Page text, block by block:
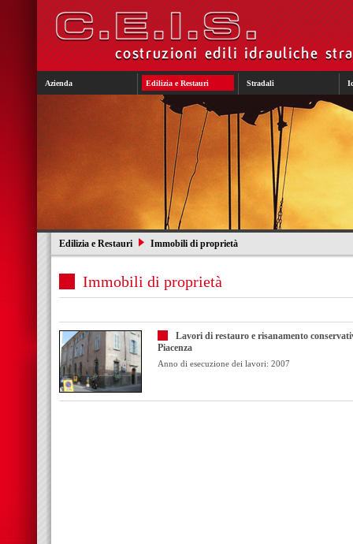
Azienda Edilizia e Restauri Stradali
Edilizia e Restauri Immobili di proprietà
Immobili di proprietà
Lavori di restauro e risanamento
Piacenza
Anno di esecuzione dei lavori: 2007